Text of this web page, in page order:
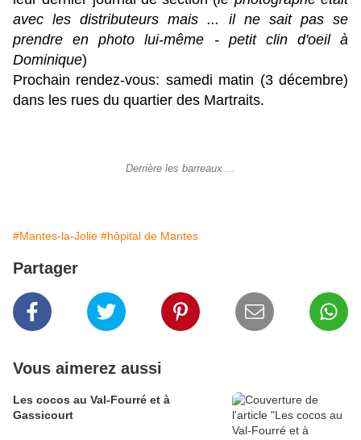
avec les distributeurs mais ... il ne sait pas se
prendre en photo lui-même - petit clin d'oeil à
Dominique)
Prochain rendez-vous: samedi matin (3 décembre)
dans les rues du quartier des Martraits.
Derrière les barreaux ...
#Mantes-la-Jolie #hôpital de Mantes
Partager
Vous aimerez aussi
Les cocos au Val-Fourré et à
Gassicourt